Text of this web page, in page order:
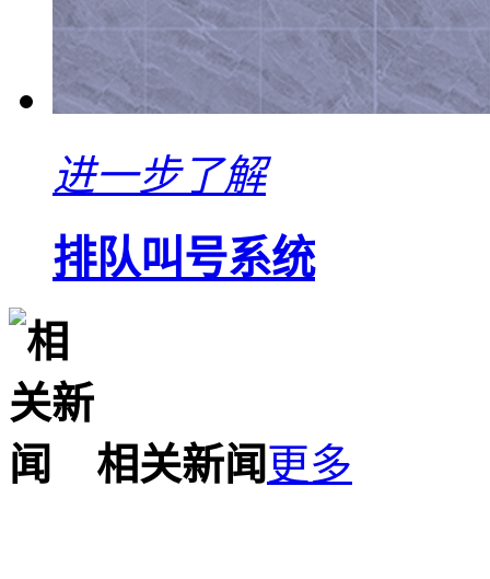
进一步了解
排队叫号系统
相关新闻更多